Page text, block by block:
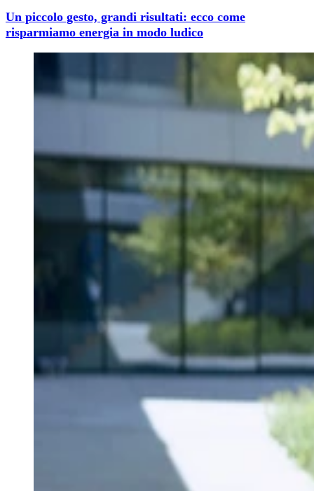
Un piccolo gesto, grandi risultati: ecco come
risparmiamo energia in modo ludico